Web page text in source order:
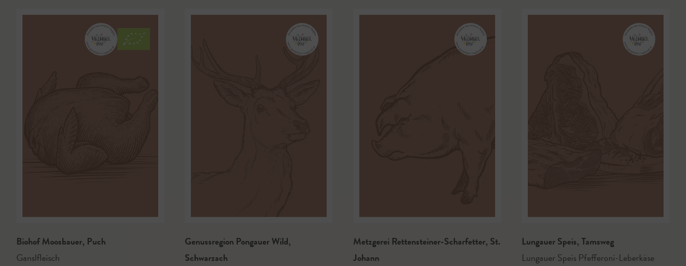
Biohof Moosbauer, Puch
Ganslfleisch
Genussregion Pongauer Wild,
Schwarzach
Metzgerei Rettensteiner-Scharfetter, St.
Johann
Lungauer Speis,Tamsweg
Lungauer Speis Pfefferoni-Leberkäse